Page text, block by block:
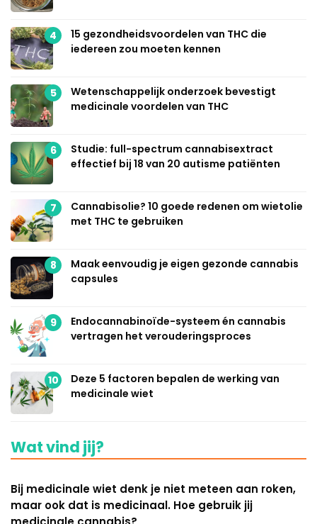
4
15 gezondheidsvoordelen van THC die
iedereen zou moeten kennen
5
Wetenschappelijk onderzoek bevestigt
medicinale voordelen van THC
6
Studie: full-spectrum cannabisextract
effectief bij 18 van 20 autisme patiënten
7
Cannabisolie? 10 goede redenen om wietolie
met THC te gebruiken
8
Maak eenvoudig je eigen gezonde cannabis
capsules
9
Endocannabinoïde-systeem én cannabis
vertragen het verouderingsproces
10
Deze 5 factoren bepalen de werking van
medicinale wiet
Wat vind jij?
Bij medicinale wiet denk je niet meteen aan roken,
maar ook dat is medicinaal. Hoe gebruik jij